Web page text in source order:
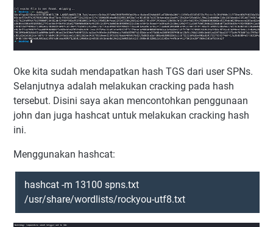
Oke kita sudah mendapatkan hash TGS dari user SPNs.
Selanjutnya adalah melakukan cracking pada hash
tersebut. Disini saya akan mencontohkan penggunaan
john dan juga hashcat untuk melakukan cracking hash
ini.
Menggunakan hashcat:
hashcat -m 13100 spns.txt
/usr/share/wordlists/rockyou-utf8.txt